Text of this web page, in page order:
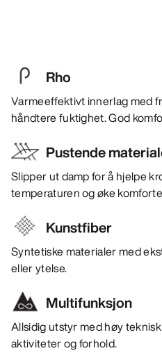
Rho
Varmeeffektivt innerlag med
håndtere fuktighet. God
Pustende
Slipper ut damp for å hjelpe
temperaturen og øke
Kunstfiber
Syntetiske materialer med
eller ytelse.
Multifunksjon
Allsidig utstyr med høy
aktiviteter og forhold.